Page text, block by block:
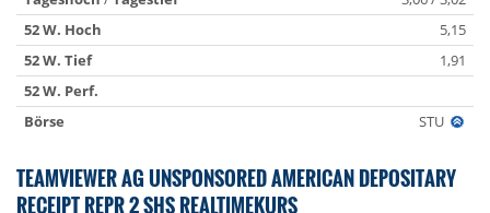
52 W. Hoch
5,15
52 W. Tief
1,91
52 W. Perf.
Börse
STU
TEAMVIEWER AG UNSPONSORED AMERICAN DEPOSITARY
RECEIPT REPR 2 SHS REALTIMEKURS